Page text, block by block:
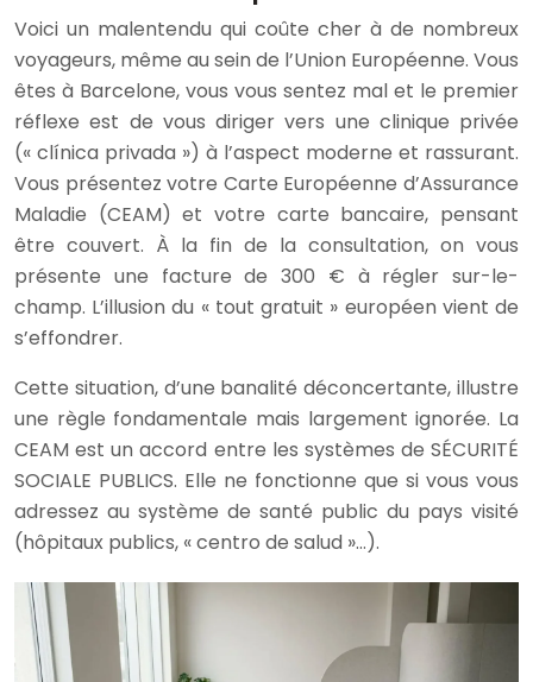
Voici un malentendu qui coûte cher à de nombreux
voyageurs, même au sein de l’Union Européenne. Vous
êtes à Barcelone, vous vous sentez mal et le premier
réflexe est de vous diriger vers une clinique privée
(« clínica privada ») à l’aspect moderne et rassurant.
Vous présentez votre Carte Européenne d’Assurance
Maladie (CEAM) et votre carte bancaire, pensant
être couvert. À la fin de la consultation, on vous
présente une facture de 300 € à régler sur-le-
champ. L’illusion du « tout gratuit » européen vient de
s’effondrer.
Cette situation, d’une banalité déconcertante, illustre
une règle fondamentale mais largement ignorée. La
CEAM est un accord entre les systèmes de SÉCURITÉ
SOCIALE PUBLICS. Elle ne fonctionne que si vous vous
adressez au système de santé public du pays visité
(hôpitaux publics, « centro de salud »…).